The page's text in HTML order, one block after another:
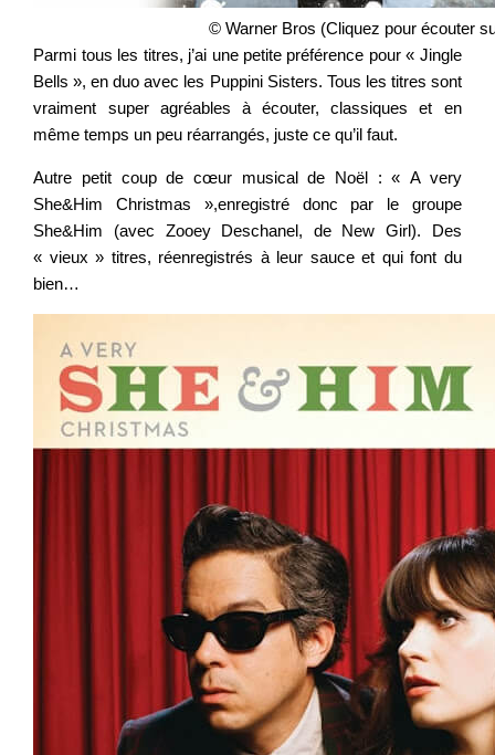
© Warner Bros (Cliquez pour écouter
Parmi tous les titres, j’ai une petite préférence pour « Jingle
Bells », en duo avec les Puppini Sisters. Tous les titres sont
vraiment super agréables à écouter, classiques et en
même temps un peu réarrangés, juste ce qu’il faut.
Autre petit coup de cœur musical de Noël : « A very
She&Him Christmas »,enregistré donc par le groupe
She&Him (avec Zooey Deschanel, de New Girl). Des
« vieux » titres, réenregistrés à leur sauce et qui font du
bien…